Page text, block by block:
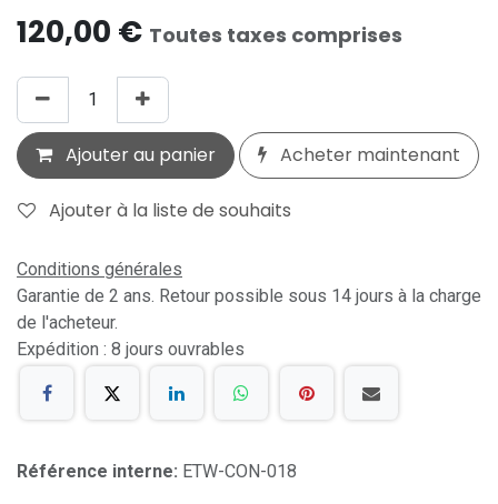
120,00 € Toutes taxes comprises
Ajouter au panier Acheter maintenant
Ajouter à la liste de souhaits
Conditions générales
Garantie de 2 ans. Retour possible sous 14 jours à la charge
de l'acheteur.
Expédition : 8 jours ouvrables
Référence interne: ETW-CON-018